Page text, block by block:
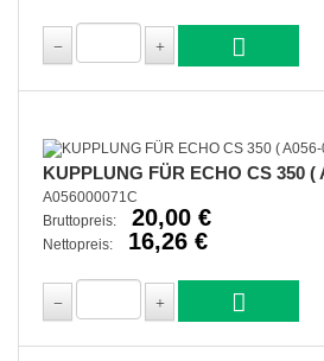
KUPPLUNG FÜR ECHO CS 350 (
A056000071C
Bruttopreis:
20,00 €
Nettopreis: 16,26 €